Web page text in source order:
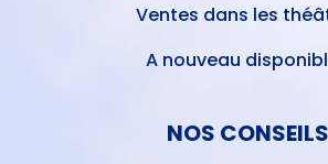
Ventes dans les
A nouveau
NOS CONSEILS